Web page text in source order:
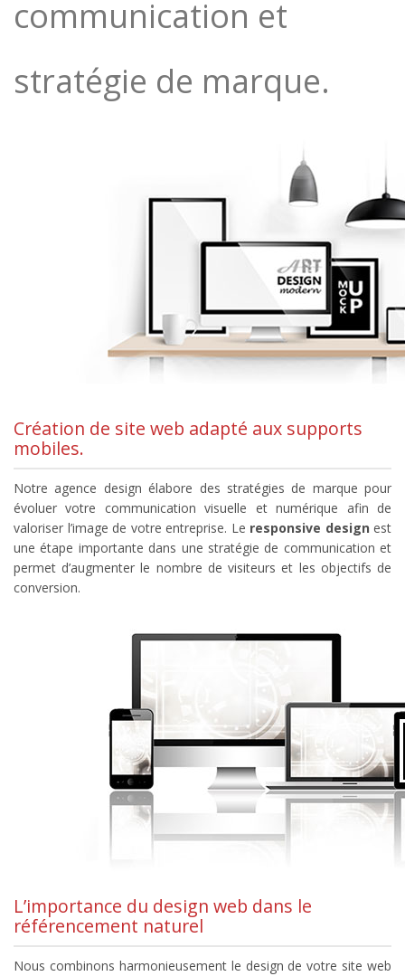
communication et
stratégie de marque.
Création de site web adapté aux supports
mobiles.
Notre agence design élabore des stratégies de marque pour
évoluer votre communication visuelle et numérique afin de
valoriser l’image de votre entreprise. Le responsive design est
une étape importante dans une stratégie de communication et
permet d’augmenter le nombre de visiteurs et les objectifs de
conversion.
L’importance du design web dans le
référencement naturel
Nous combinons harmonieusement le design de votre site web